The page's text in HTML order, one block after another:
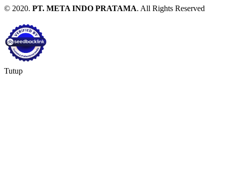
© 2020. PT. META INDO PRATAMA. All Rights Reserved
Tutup